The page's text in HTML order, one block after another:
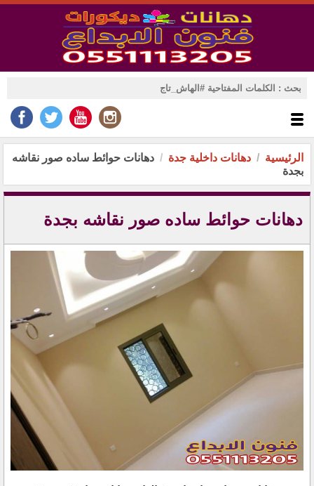
الرئيسية دهانات داخلية جدة
دهانات حوائط ساده صور نقاشه
بجدة
دهانات حوائط ساده صور نقاشه بجدة